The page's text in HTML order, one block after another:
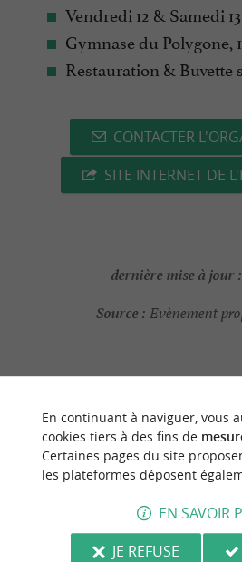
Vendredi 12 & Samedi
Gymnase du Polygone,
Restauration & Buvette
CONTACTER
SITE INTERNET DE
dernière mise à jour :
Source : Evènement
NOUS AVONS
En continuant à naviguer, vous
cookies tiers à des fins de
Certaines pages du site
les plateformes déposent
EN SAVOIR
JE REFUSE